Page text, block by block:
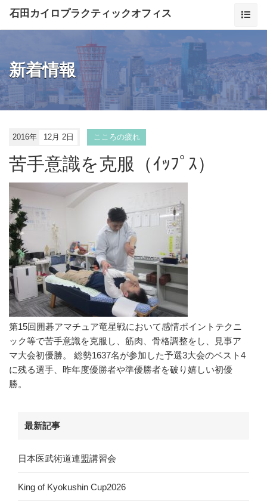
石田カイロプラクティックオフィス
新着情報
2016年 12月 2日 こころの疲れ
苦手意識を克服（ｲｯﾌﾟｽ）
第15回囲碁アマチュア竜星戦において感情ポイントテクニ
ック等で苦手意識を克服し、筋肉、骨格調整をし、見事ア
マ大会初優勝。 総勢1637名が参加した予選3大会のベスト4
に残る選手、昨年度優勝者や準優勝者を破り嬉しい初優
勝。
最新記事
日本医武術道連盟講習会
King of Kyokushin Cup2026